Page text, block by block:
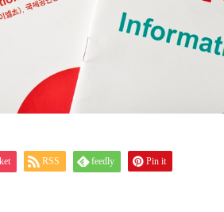
RSS feedly Pin it